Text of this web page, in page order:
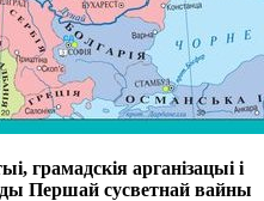
грамадскія арганізацыі і
Першай сусветнай вайны